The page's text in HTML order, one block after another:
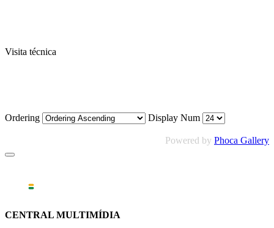
Visita técnica
Ordering Display Num
Powered by Phoca Gallery
CENTRAL MULTIMÍDIA